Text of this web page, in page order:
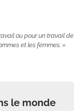
ou pour un travail de
et les femmes. »
le monde